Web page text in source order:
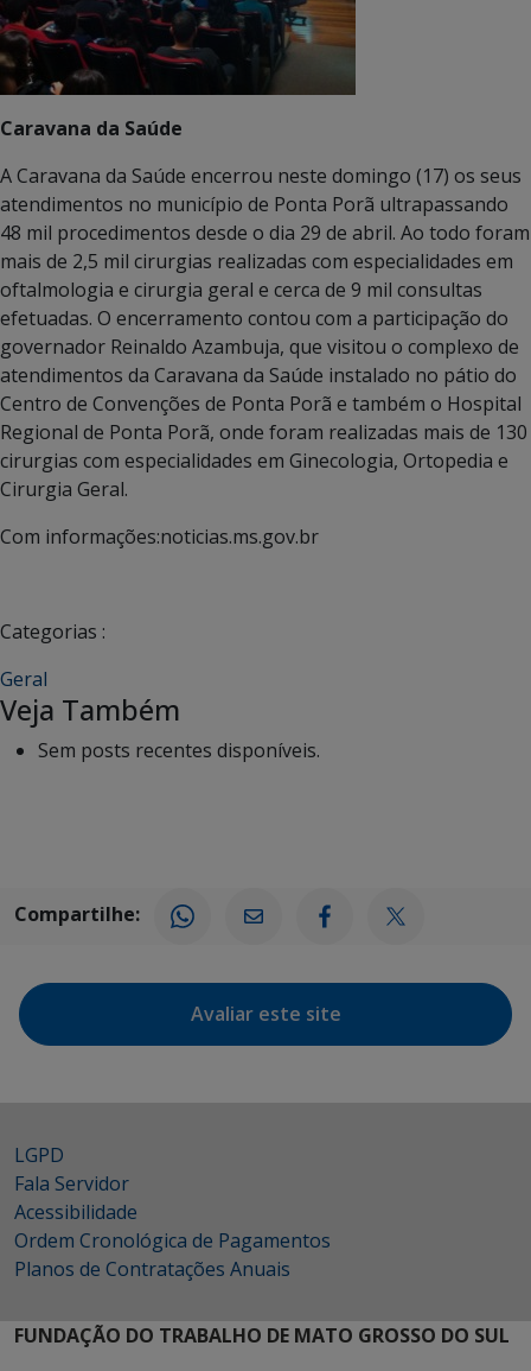
Caravana da Saúde
A Caravana da Saúde encerrou neste domingo (17) os seus
atendimentos no município de Ponta Porã ultrapassando
48 mil procedimentos desde o dia 29 de abril. Ao todo foram
mais de 2,5 mil cirurgias realizadas com especialidades em
oftalmologia e cirurgia geral e cerca de 9 mil consultas
efetuadas. O encerramento contou com a participação do
governador Reinaldo Azambuja, que visitou o complexo de
atendimentos da Caravana da Saúde instalado no pátio do
Centro de Convenções de Ponta Porã e também o Hospital
Regional de Ponta Porã, onde foram realizadas mais de 130
cirurgias com especialidades em Ginecologia, Ortopedia e
Cirurgia Geral.
Com informações:noticias.ms.gov.br
Categorias :
Geral
Veja Também
Sem posts recentes disponíveis.
Compartilhe:
Avaliar este site
LGPD
Fala Servidor
Acessibilidade
Ordem Cronológica de Pagamentos
Planos de Contratações Anuais
FUNDAÇÃO DO TRABALHO DE MATO GROSSO DO SUL